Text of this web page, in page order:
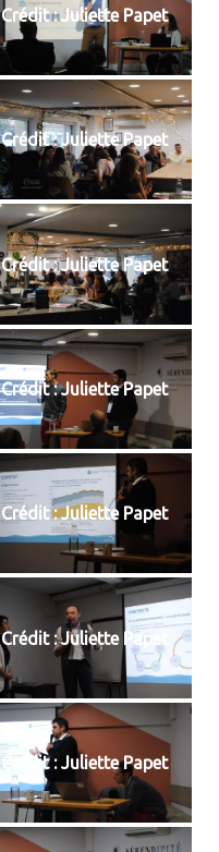
Crédit : Juliette Papet
Crédit : Juliette Papet
Crédit : Juliette Papet
Crédit : Juliette Papet
Crédit : Juliette Papet
Crédit : Juliette Papet
Crédit : Juliette Papet